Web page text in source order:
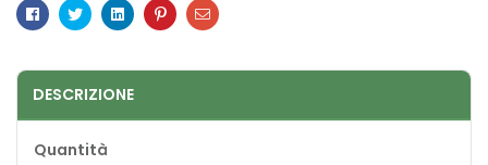
Facebook
TwitterLinkedinPinterestEmail
DESCRIZIONE
Quantità